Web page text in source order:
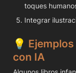
toques
Integrar
💡
con IA